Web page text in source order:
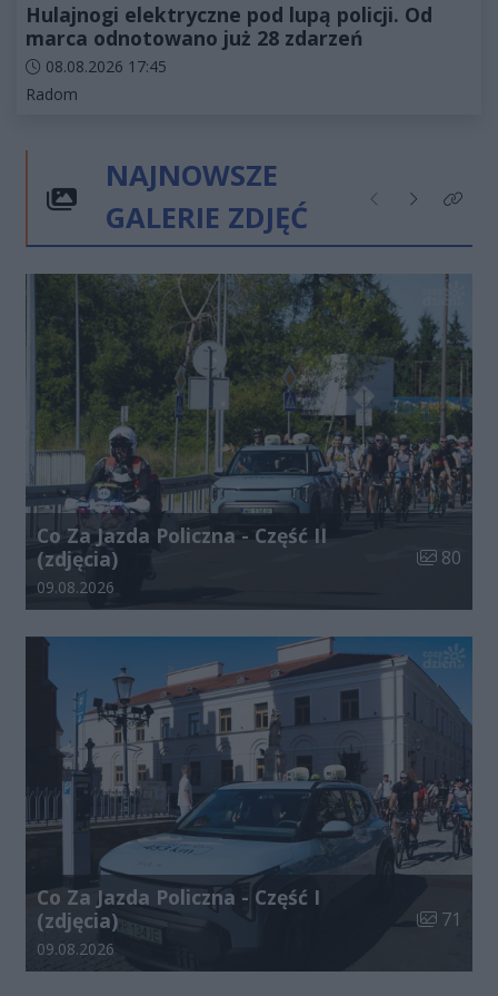
Hulajnogi elektryczne pod lupą policji. Od
marca odnotowano już 28 zdarzeń
Data dodania artykułu:
08.08.2026 17:45
Kategorie artykułu:
Radom
NAJNOWSZE
GALERIE ZDJĘĆ
Poprzednie
NastępneKliknij
Co Za Jazda Policzna - Część II
(zdjęcia)
Liczba
80
Data dodania galerii:
09.08.2026
Co Za Jazda Policzna - Część I
(zdjęcia)
Liczba
71
Data dodania galerii:
09.08.2026